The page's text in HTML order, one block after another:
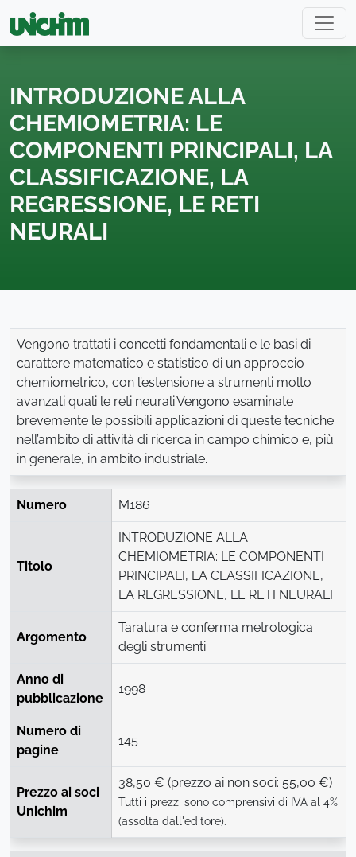
INTRODUZIONE ALLA
CHEMIOMETRIA: LE
COMPONENTI PRINCIPALI, LA
CLASSIFICAZIONE, LA
REGRESSIONE, LE RETI
NEURALI
Vengono trattati i concetti fondamentali e le basi di
carattere matematico e statistico di un approccio
chemiometrico, con l’estensione a strumenti molto
avanzati quali le reti neurali.Vengono esaminate
brevemente le possibili applicazioni di queste tecniche
nell’ambito di attività di ricerca in campo chimico e, più
in generale, in ambito industriale.
Numero M186
Titolo
INTRODUZIONE ALLA
CHEMIOMETRIA: LE COMPONENTI
PRINCIPALI, LA CLASSIFICAZIONE,
LA REGRESSIONE, LE RETI NEURALI
Argomento
Taratura e conferma metrologica
degli strumenti
Anno di
pubblicazione
1998
Numero di
pagine
145
Prezzo ai soci
Unichim
38,50 € (prezzo ai non soci: 55,00 €)
Tutti i prezzi sono comprensivi di IVA al 4%
(assolta dall'editore).